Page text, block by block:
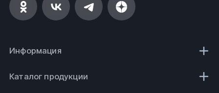
Информация
Каталог продукции